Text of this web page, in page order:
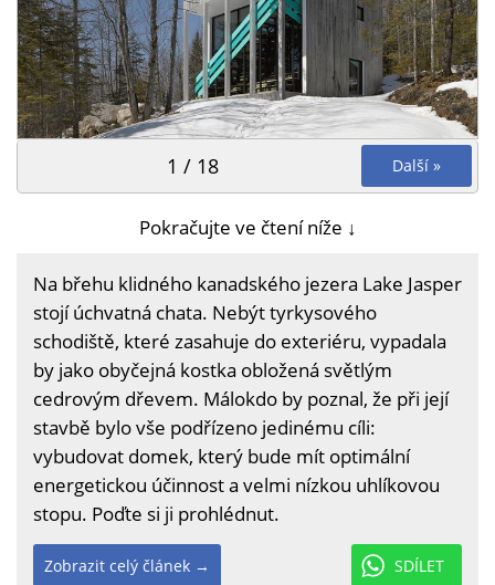
Další »
1 / 18
Pokračujte ve čtení níže ↓
Na břehu klidného kanadského jezera Lake Jasper
stojí úchvatná chata. Nebýt tyrkysového
schodiště, které zasahuje do exteriéru, vypadala
by jako obyčejná kostka obložená světlým
cedrovým dřevem. Málokdo by poznal, že při její
stavbě bylo vše podřízeno jedinému cíli:
vybudovat domek, který bude mít optimální
energetickou účinnost a velmi nízkou uhlíkovou
stopu. Poďte si ji prohlédnut.
SDÍLET
Zobrazit celý článek →